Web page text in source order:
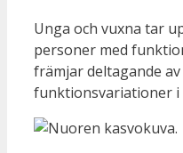
Unga och vuxna tar
personer med
främjar deltagande
funktionsvariationer i